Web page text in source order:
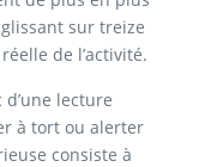
sur treize
de l’activité.
lecture
à tort ou alerter
consiste à